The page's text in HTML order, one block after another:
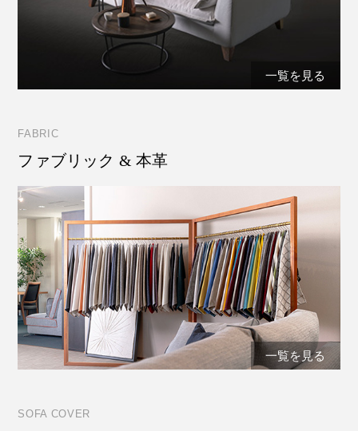
一覧を見る
FABRIC
ファブリック & 本革
一覧を見る
SOFA COVER